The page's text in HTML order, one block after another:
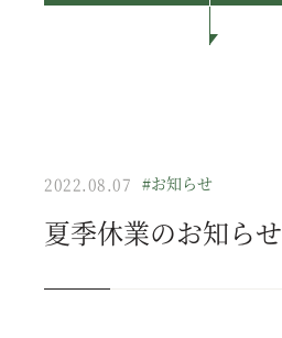
2022.08.07 #お知らせ
夏季休業のお知らせ